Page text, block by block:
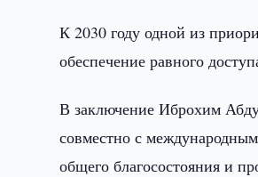
К 2030 году одной из
обеспечение равного
В заключение Иброхим
совместно с
общего благосостояния и